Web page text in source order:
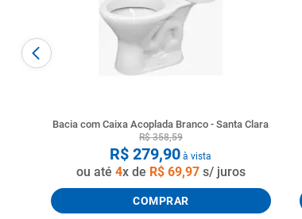
Bacia com Caixa Acoplada Branco - Santa Clara
R$ 358,59
R$ 279,90 à vista
ou até 4x de R$ 69,97s/ juros
COMPRAR